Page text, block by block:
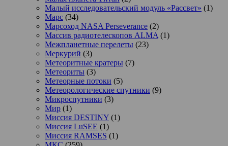
Малый исследовательский модуль «Рассвет» (1)
Марс (34)
Марсоход NASA Perseverance (2)
Массив радиотелескопов ALMA (1)
Межпланетные перелеты (23)
Меркурий (3)
Метеоритные кратеры (7)
Метеориты (3)
Метеорные потоки (5)
Метеорологические спутники (9)
Микроспутники (3)
Мир (1)
Миссия DESTINY (1)
Миссия LuSEE (1)
Миссия RAMSES (1)